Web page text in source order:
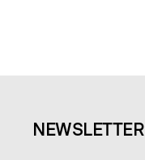
NEWSLETTER